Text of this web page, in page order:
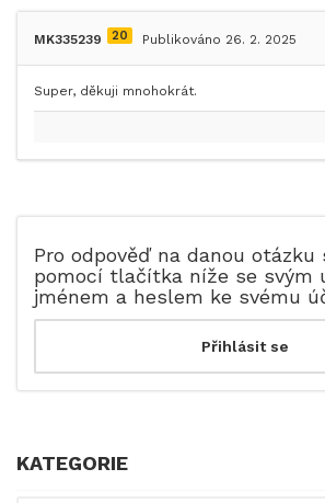
MK335239 20 Publikováno 26. 2. 2025
Super, děkuji mnohokrát.
Pro odpověď na danou otázku
pomocí tlačítka níže se svým
jménem a heslem ke svému
KATEGORIE